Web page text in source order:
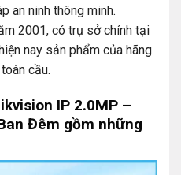
an ninh thông minh.
2001, có trụ sở chính tại
nay sản phẩm của hãng
cầu.
IP 2.0MP –
Đêm gồm những